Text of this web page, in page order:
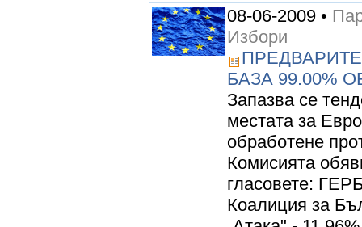
08-06-2009 •
Избори
БАЗА 99.00%
Запазва се
местата за
обработене
Комисията
гласовете:
Коалиция за